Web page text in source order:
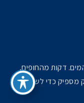
דקות מהחופים,
מספיק כדי לשמוע רק